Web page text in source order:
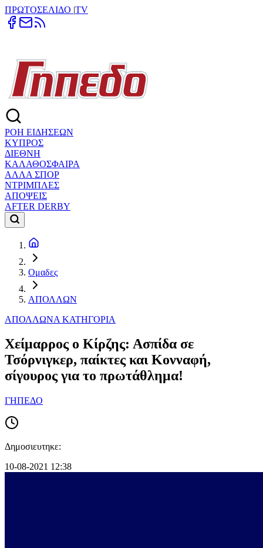
ΠΡΩΤΟΣΕΛΙΔΟ |TV
ΡΟΗ ΕΙΔΗΣΕΩΝ
ΚΥΠΡΟΣ
ΔΙΕΘΝΗ
ΚΑΛΑΘΟΣΦΑΙΡΑ
ΑΛΛΑ ΣΠΟΡ
ΝΤΡΙΜΠΛΕΣ
ΑΠΟΨΕΙΣ
AFTER DERBY
Ομαδες
ΑΠΟΛΛΩΝ
ΑΠΟΛΛΩΝΑ ΚΑΤΗΓΟΡΙΑ
Χείμαρρος ο Κίρζης: Ασπίδα σε
Τσόρνιγκερ, παίκτες και Κονναφή,
σίγουρος για το πρωτάθλημα!
ΓΗΠΕΔΟ
Δημοσιευτηκε:
10-08-2021 12:38